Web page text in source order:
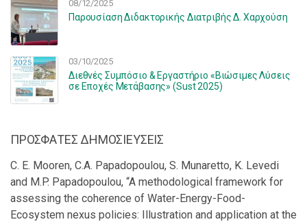
08/12/2025
Παρουσίαση Διδακτορικής Διατριβής Δ. Χαρχούση
03/10/2025
Διεθνές Συμπόσιο & Εργαστήριο «Βιώσιμες Λύσεις
σε Εποχές Μετάβασης» (Sust 2025)
ΠΡΟΣΦΑΤΕΣ ΔΗΜΟΣΙΕΥΣΕΙΣ
C. E. Mooren, C.A. Papadopoulou, S. Munaretto, K. Levedi
and M.P. Papadopoulou, “A methodological framework for
assessing the coherence of Water-Energy-Food-
Ecosystem nexus policies: Illustration and application at the